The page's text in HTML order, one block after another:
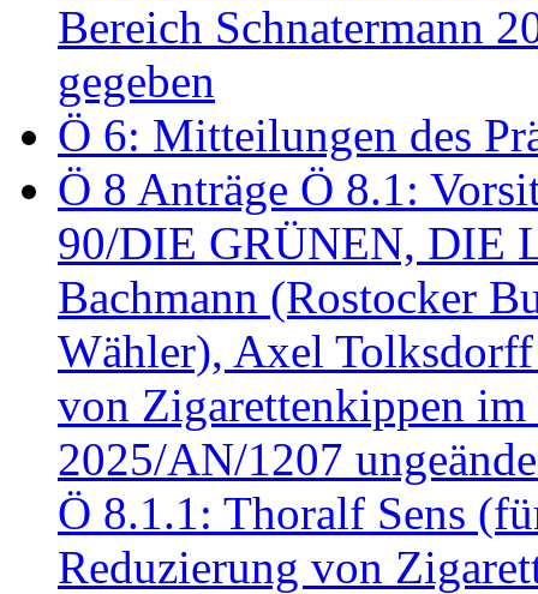
Bereich Schnatermann
gegeben
Ö 6: Mitteilungen des
Ö 8 Anträge Ö 8.1:
90/DIE GRÜNEN, DIE
Bachmann (Rostocker
Wähler), Axel
von Zigarettenkippen
2025/AN/1207
Ö 8.1.1: Thoralf Sens
Reduzierung von